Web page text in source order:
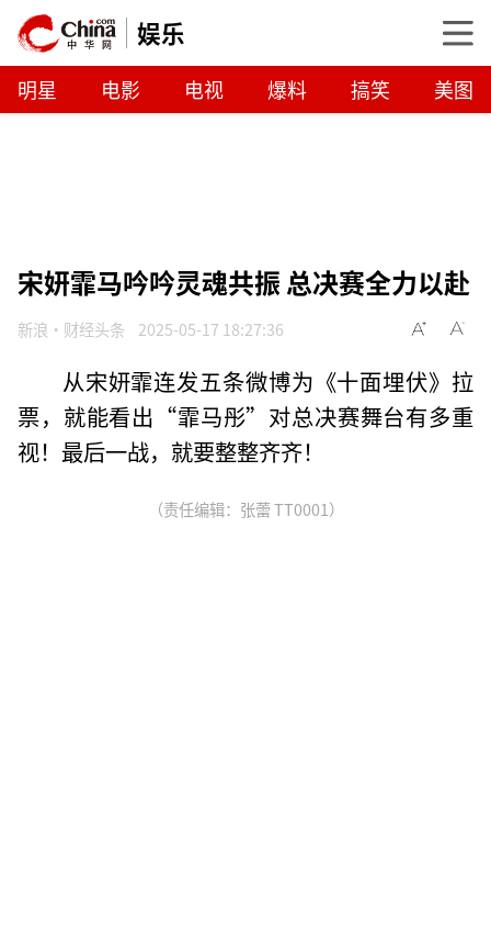
娱乐
明星 电影 电视 爆料 搞笑 美图
宋妍霏马吟吟灵魂共振 总决赛全力以赴
新浪·财经头条 2025-05-17 18:27:36
从宋妍霏连发五条微博为《十面埋伏》拉
票，就能看出“霏马彤”对总决赛舞台有多重
视！最后一战，就要整整齐齐！
（责任编辑：张蕾 TT0001）